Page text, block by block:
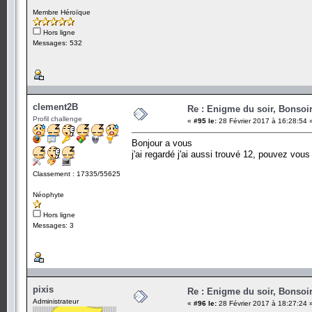
Membre Héroïque
Hors ligne
Messages: 532
clement2B
Profil challenge
Classement : 17335/55625
Néophyte
Hors ligne
Messages: 3
Re : Enigme du soir,
« #95 le: 28 Février 2017 à 16:28:54
Bonjour a vous
j'ai regardé j'ai aussi trouvé 12, pouvez
pixis
Administrateur
Re : Enigme du soir,
« #96 le: 28 Février 2017 à 18:27:24